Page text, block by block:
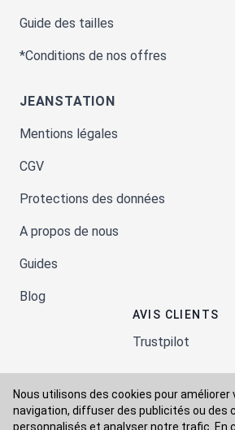
Nous utilisons des cookies pour améliorer
navigation, diffuser des publicités ou des
personnalisés et analyser notre trafic. En
Guide des tailles
*Conditions de nos offres
JEANSTATION
Mentions légales
CGV
Protections des données
A propos de nous
Guides
Blog
AVIS CLIENTS
Trustpilot
Moyens de